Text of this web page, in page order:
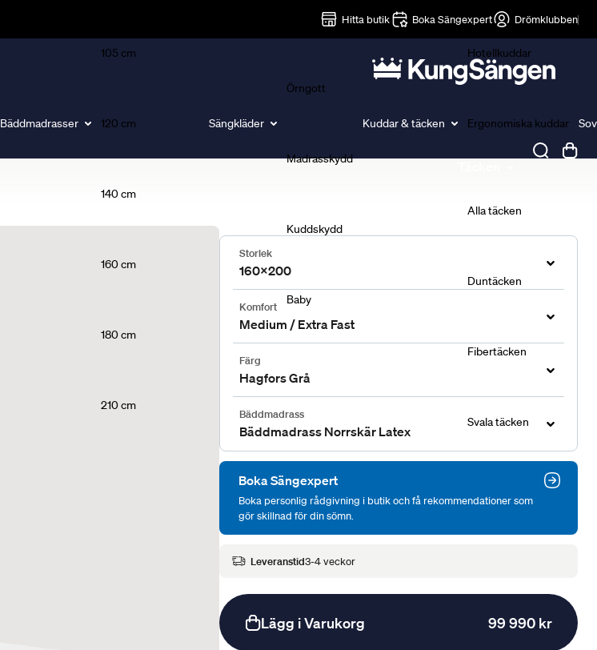
Hitta butik Boka Sängexpert Drömklubben
Bäddmadrasser
105 cm
120 cm
140 cm
160 cm
180 cm
210 cm
Sängkläder
Örngott
Madrasskydd
Kuddskydd
Baby
Kuddar & täcken
Hotellkuddar
Ergonomiska kuddar
Alla täcken
Duntäcken
Fibertäcken
Svala täcken
Storlek
160x200
Komfort
Medium / Extra Fast
Färg
Hagfors Grå
Bäddmadrass
Bäddmadrass Norrskär Latex
Boka Sängexpert
Boka personlig rådgivning i butik och få rekommendationer som
gör skillnad för din sömn.
Leveranstid3-4 veckor
Lägg i Varukorg 99 990 kr